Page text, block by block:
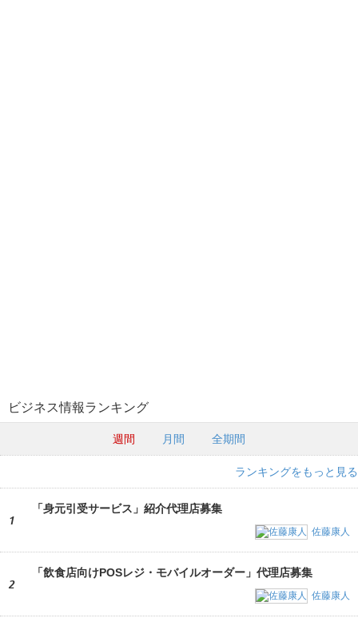
ビジネス情報ランキング
週間 月間 全期間
ランキングをもっと見る
1
「身元引受サービス」紹介代理店募集
佐藤康人
2
「飲食店向けPOSレジ・モバイルオーダー」代理店募集
佐藤康人